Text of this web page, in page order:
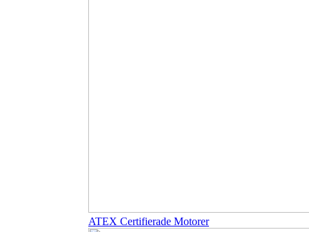
ATEX Certifierade Motorer